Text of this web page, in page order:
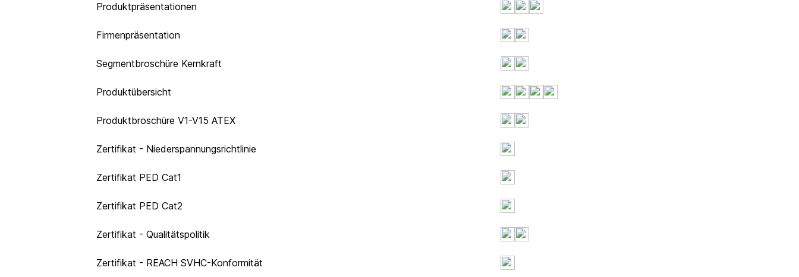
Produktpräsentationen
Firmenpräsentation
Segmentbroschüre Kernkraft
Produktübersicht
Produktbroschüre V1-V15 ATEX
Zertifikat - Niederspannungsrichtlinie
Zertifikat PED Cat1
Zertifikat PED Cat2
Zertifikat - Qualitätspolitik
Zertifikat - REACH SVHC-Konformität